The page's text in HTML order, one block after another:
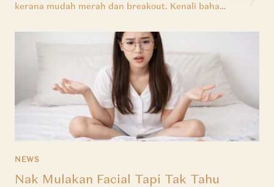
kerana mudah merah dan breakout. Kenali bahan
untuk cerahkan kulit tanpa iritasi.
NEWS
Nak Mulakan Facial Tapi Tak Tahu